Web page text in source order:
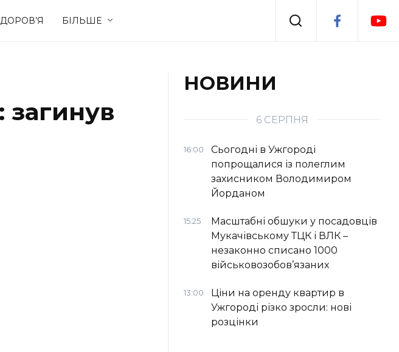
БІЛЬШЕ
Події
Стиль життя
загинув
НОВИНИ
6 СЕРПНЯ
16:00
Сьогодні в Ужгороді
попрощалися із полеглим
захисником Володимиром
Йорданом
15:25
Масштабні обшуки у посадовців
Мукачівському ТЦК і ВЛК –
незаконно списано 1000
військовозобов’язаних
13:00
Ціни на оренду квартир в
Ужгороді різко зросли: нові
розцінки